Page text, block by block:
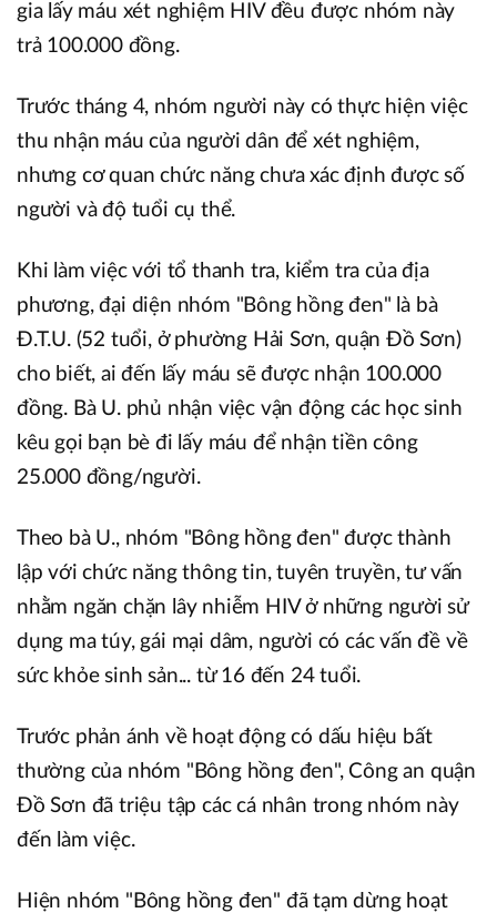
gia lấy máu xét nghiệm HIV đều được nhóm này
trả 100.000 đồng.
Trước tháng 4, nhóm người này có thực hiện việc
thu nhận máu của người dân để xét nghiệm,
nhưng cơ quan chức năng chưa xác định được số
người và độ tuổi cụ thể.
Khi làm việc với tổ thanh tra, kiểm tra của địa
phương, đại diện nhóm "Bông hồng đen" là bà
Đ.T.U. (52 tuổi, ở phường Hải Sơn, quận Đồ Sơn)
cho biết, ai đến lấy máu sẽ được nhận 100.000
đồng. Bà U. phủ nhận việc vận động các học sinh
kêu gọi bạn bè đi lấy máu để nhận tiền công
25.000 đồng/người.
Theo bà U., nhóm "Bông hồng đen" được thành
lập với chức năng thông tin, tuyên truyền, tư vấn
nhằm ngăn chặn lây nhiễm HIV ở những người sử
dụng ma túy, gái mại dâm, người có các vấn đề về
sức khỏe sinh sản... từ 16 đến 24 tuổi.
Trước phản ánh về hoạt động có dấu hiệu bất
thường của nhóm "Bông hồng đen", Công an quận
Đồ Sơn đã triệu tập các cá nhân trong nhóm này
đến làm việc.
Hiện nhóm "Bông hồng đen" đã tạm dừng hoạt